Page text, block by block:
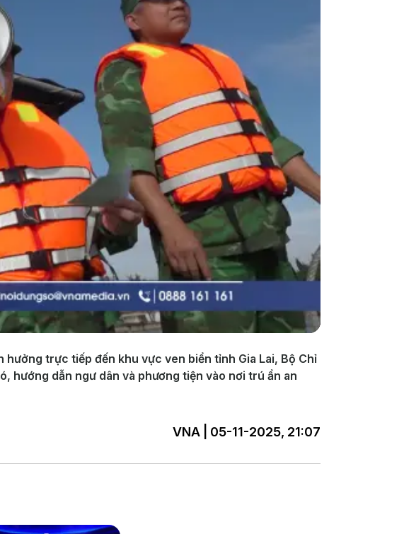
trực tiếp đến khu vực ven biển tỉnh Gia Lai, Bộ Chỉ
hướng dẫn ngư dân và phương tiện vào nơi trú ẩn an
VNA | 05-11-2025, 21:07